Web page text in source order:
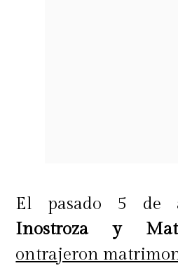
El pasado 5 de
Inostroza y
ontrajeron